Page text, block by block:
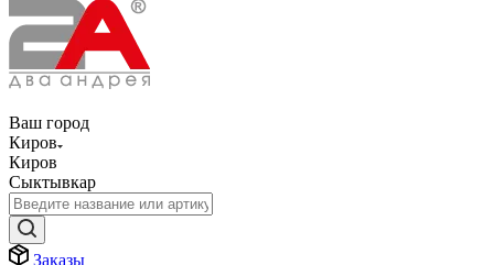
Ваш город
Киров
Киров
Сыктывкар
Заказы